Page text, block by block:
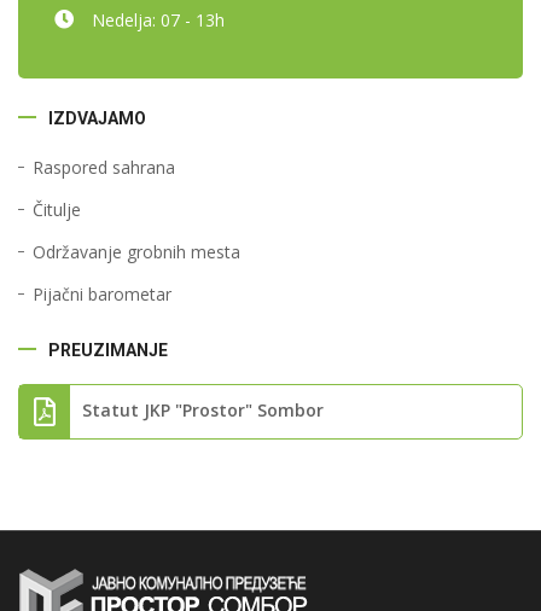
Nedelja: 07 - 13h
IZDVAJAMO
Raspored sahrana
Čitulje
Održavanje grobnih mesta
Pijačni barometar
PREUZIMANJE
Statut JKP "Prostor" Sombor